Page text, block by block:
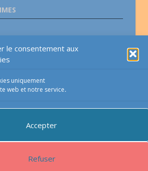
le consentement aux
uniquement
web et notre service.
Accepter
Refuser
lesGauchers.com
SITE
protégé par reCAPTCHA et